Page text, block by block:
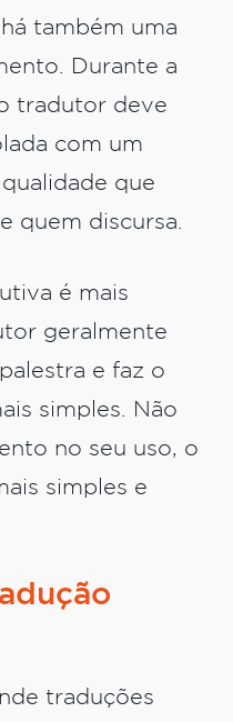
também uma
Durante a
tradutor deve
com um
que
quem discursa.
é mais
geralmente
e faz o
simples. Não
no seu uso, o
simples e
traduções